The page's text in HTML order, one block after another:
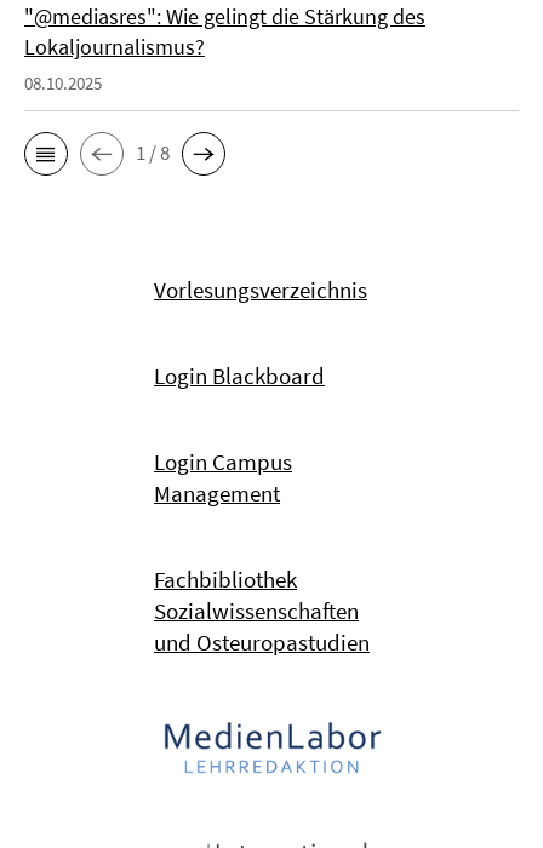
"@mediasres": Wie gelingt die Stärkung des
Lokaljournalismus?
08.10.2025
1 / 8
Vorlesungsverzeichnis
Login Blackboard
Login Campus
Management
Fachbibliothek
Sozialwissenschaften
und Osteuropastudien